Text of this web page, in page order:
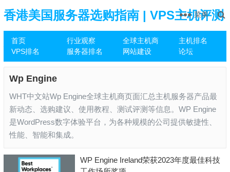
香港美国服务器选购指南 | VPS主机评测
推荐
首页 行业观察 全球主机商
主机排名
VPS排名
服务器排名 网站建设 论坛
菜单
Wp Engine
WHT中文站Wp Engine全球主机商页面汇总主机服务器产品最
新动态、选购建议、使用教程、测试评测等信息。WP Engine
是WordPress数字体验平台，为各种规模的公司提供敏捷性、
性能、智能和集成。
WP Engine Ireland荣获2023年度最佳科技